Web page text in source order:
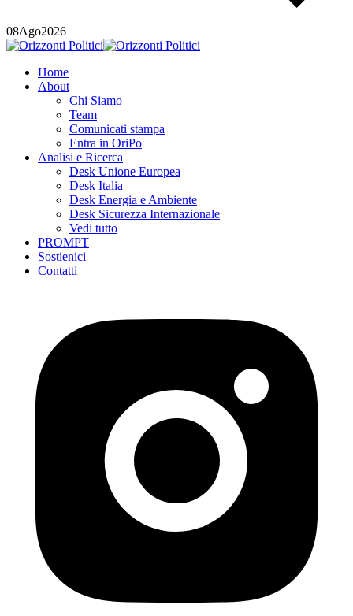
08Ago2026
Home
About
Chi Siamo
Team
Comunicati stampa
Entra in OriPo
Analisi e Ricerca
Desk Unione Europea
Desk Italia
Desk Energia e Ambiente
Desk Sicurezza Internazionale
Vedi tutto
PROMPT
Sostienici
Contatti